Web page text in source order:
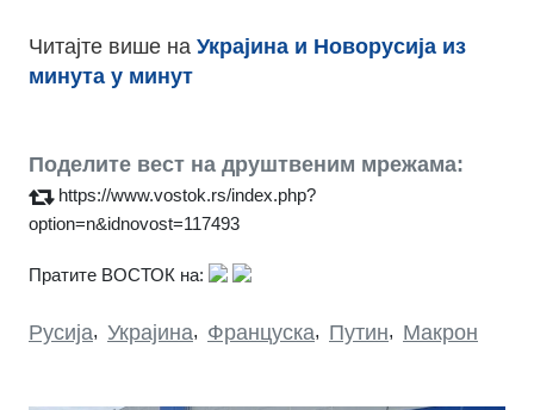
Читајте више на Украјина и Новорусија из
минута у минут
Поделите вест на друштвеним мрежама:
https://www.vostok.rs/index.php?
option=n&idnovost=117493
Пратите ВОСТОК на:
Русија, Украјина, Француска, Путин, Макрон